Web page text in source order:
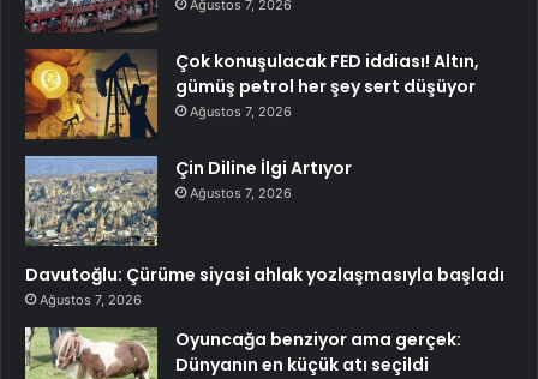
Ağustos 7, 2026
Çok konuşulacak FED iddiası! Altın,
gümüş petrol her şey sert düşüyor
Ağustos 7, 2026
Çin Diline İlgi Artıyor
Ağustos 7, 2026
Davutoğlu: Çürüme siyasi ahlak yozlaşmasıyla başladı
Ağustos 7, 2026
Oyuncağa benziyor ama gerçek:
Dünyanın en küçük atı seçildi